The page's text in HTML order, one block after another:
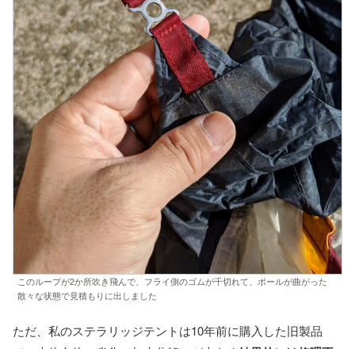
このループが2か所吹き飛んで、フライ側のゴムが千切れて、ポールが曲がった
散々な状態で見積もりに出しました
ただ、私のステラリッジテントは10年前に購入した旧製品